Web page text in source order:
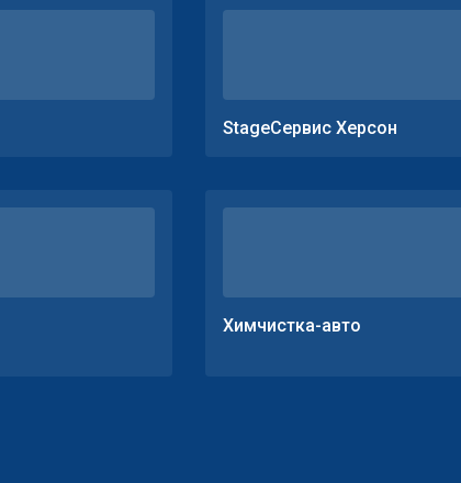
StageСервис Херсон
Химчистка-авто